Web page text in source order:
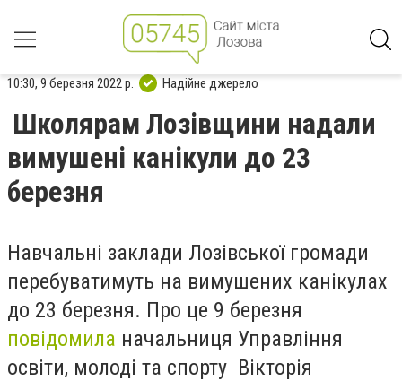
10:30, 9 березня 2022 р. Надійне джерело
Школярам Лозівщини надали
вимушені канікули до 23
березня
Навчальні заклади Лозівської громади
перебуватимуть на вимушених канікулах
до 23 березня. Про це 9 березня
повідомила начальниця Управління
освіти, молоді та спорту Вікторія